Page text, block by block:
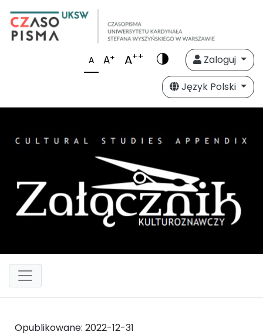
A A+ A++
Zaloguj
Język Polski
Opublikowane: 2022-12-31